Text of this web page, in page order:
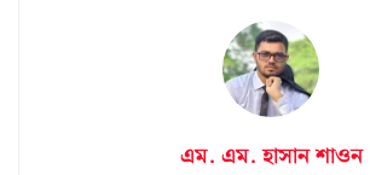
এম. এম. হাসান শাওন